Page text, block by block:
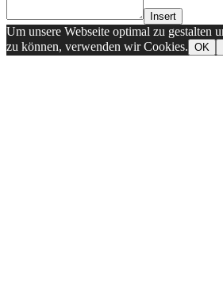
Insert
Um unsere Webseite optimal zu gestalten
zu können, verwenden wir Cookies. OK